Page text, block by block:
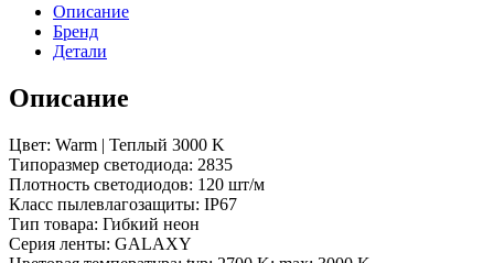
Warm
0.5M
(16x8mm,
IP67)
Вт/
м,
IP67)
Описание
Бренд
Детали
Описание
Цвет: Warm | Теплый 3000 K
Типоразмер светодиода: 2835
Плотность светодиодов: 120 шт/м
Класс пылевлагозащиты: IP67
Тип товара: Гибкий неон
Серия ленты: GALAXY